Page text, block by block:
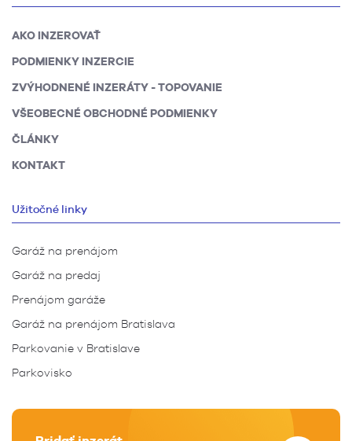
AKO INZEROVAŤ
PODMIENKY INZERCIE
ZVÝHODNENÉ INZERÁTY - TOPOVANIE
VŠEOBECNÉ OBCHODNÉ PODMIENKY
ČLÁNKY
KONTAKT
Užitočné linky
Garáž na prenájom
Garáž na predaj
Prenájom garáže
Garáž na prenájom Bratislava
Parkovanie v Bratislave
Parkovisko